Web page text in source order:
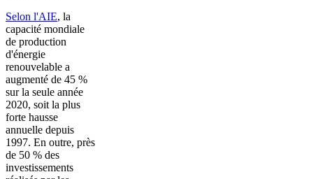
Selon l'AIE, la
capacité mondiale
de production
d'énergie
renouvelable a
augmenté de 45 %
sur la seule année
2020, soit la plus
forte hausse
annuelle depuis
1997. En outre, près
de 50 % des
investissements